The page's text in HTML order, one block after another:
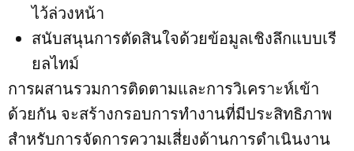
ไว้ล่วงหน้า
สนับสนุนการตัดสินใจด้วยข้อมูลเชิงลึกแบบเรี
ยลไทม์
การผสานรวมการติดตามและการวิเคราะห์เข้า
ด้วยกัน จะสร้างกรอบการทำงานที่มีประสิทธิภาพ
สำหรับการจัดการความเสี่ยงด้านการดำเนินงาน